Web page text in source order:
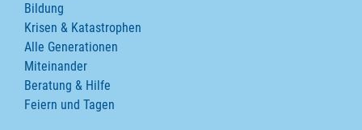
Bildung
Krisen & Katastrophen
Alle Generationen
Miteinander
Beratung & Hilfe
Feiern und Tagen